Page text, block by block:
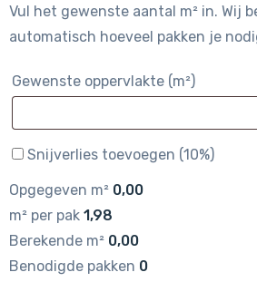
Vul het gewenste aantal m² in. Wij
automatisch hoeveel pakken je
Gewenste oppervlakte (m²)
Snijverlies toevoegen (10%)
Opgegeven m² 0,00
m² per pak 1,98
Berekende m² 0,00
Benodigde pakken 0